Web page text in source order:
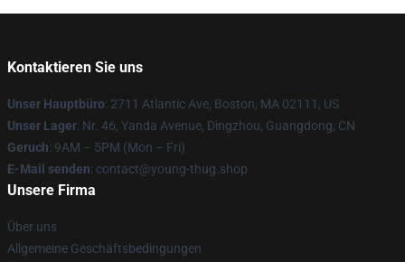
Kontaktieren Sie uns
Unser Hauptbüro: 2711 Atlantic Ave, Boston, MA 02111, US
Unser Lager: Nr. 46, Yanda Avenue, Dingzhou, Guangdong, CN
Geruch: 9AM – 5PM (Mon – Fri)
E-Mail senden: contact@young-thug.shop
Unsere Firma
Über uns
Allgemeine Geschäftsbedingungen